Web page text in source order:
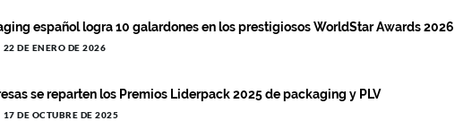
español logra 10 galardones en los prestigiosos WorldStar Awards 2026
22 DE ENERO DE 2026
se reparten los Premios Liderpack 2025 de packaging y PLV
17 DE OCTUBRE DE 2025